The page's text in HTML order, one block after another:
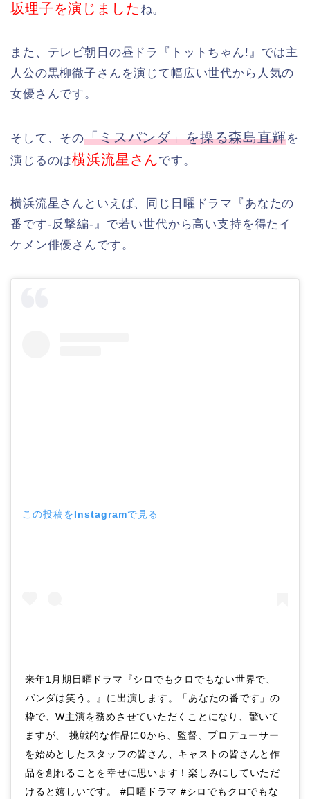
坂理子を演じました ね。
また、テレビ朝日の昼ドラ『トットちゃん!』では主
人公の黒柳徹子さんを演じて幅広い世代から人気の
女優さんです。
そして、その「ミスパンダ」を操る森島直輝を
演じるのは横浜流星さんです。
横浜流星さんといえば、同じ日曜ドラマ『あなたの
番です-反撃編-』で若い世代から高い支持を得たイ
ケメン俳優さんです。
この投稿をInstagramで見る
来年1月期日曜ドラマ『シロでもクロでもない世界で、
パンダは笑う。』に出演します。「あなたの番です」の
枠で、W主演を務めさせていただくことになり、驚いて
ますが、 挑戦的な作品に0から、監督、プロデューサー
を始めとしたスタッフの皆さん、キャストの皆さんと作
品を創れることを幸せに思います！楽しみにしていただ
けると嬉しいです。 #日曜ドラマ #シロでもクロでもな